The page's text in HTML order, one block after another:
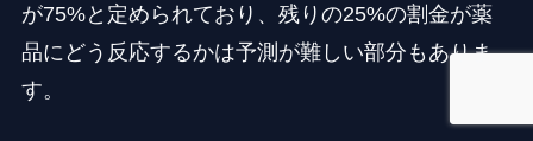
が75%と定められており、残りの25%の割金が薬
品にどう反応するかは予測が難しい部分もありま
す。